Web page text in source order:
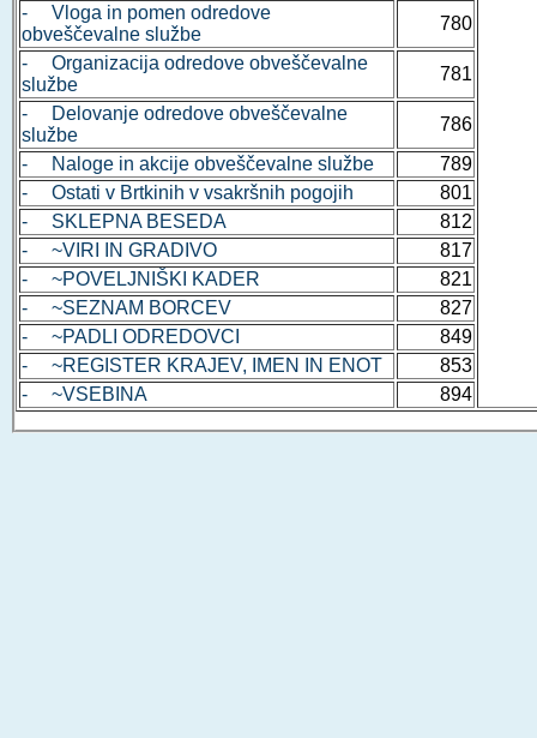
- Vloga in pomen odredove
obveščevalne službe
780
- Organizacija odredove obveščevalne
službe
781
- Delovanje odredove obveščevalne
službe
786
- Naloge in akcije obveščevalne službe
789
- Ostati v Brtkinih v vsakršnih pogojih
801
- SKLEPNA BESEDA
812
- ~VIRI IN GRADIVO
817
- ~POVELJNIŠKI KADER
821
- ~SEZNAM BORCEV
827
- ~PADLI ODREDOVCI
849
- ~REGISTER KRAJEV, IMEN IN ENOT
853
- ~VSEBINA
894